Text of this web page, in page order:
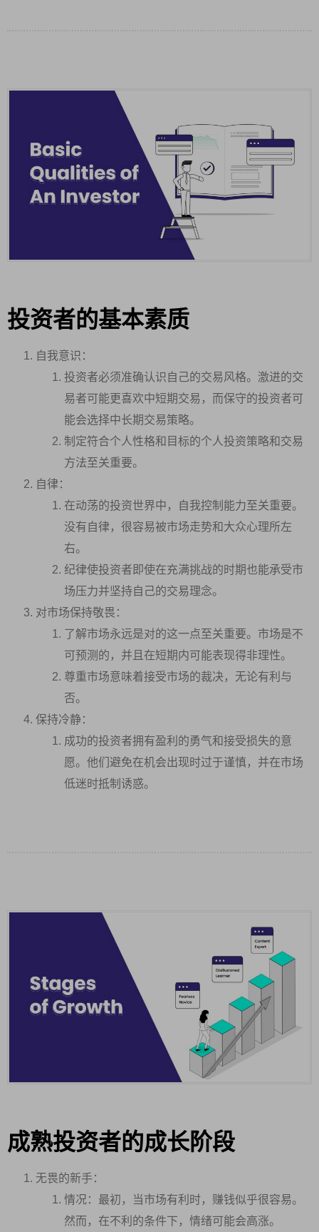
投资者的基本素质
自我意识：
投资者必须准确认识自己的交易风格。激进的交
易者可能更喜欢中短期交易，而保守的投资者可
能会选择中长期交易策略。
制定符合个人性格和目标的个人投资策略和交易
方法至关重要。
自律：
在动荡的投资世界中，自我控制能力至关重要。
没有自律，很容易被市场走势和大众心理所左
右。
纪律使投资者即使在充满挑战的时期也能承受市
场压力并坚持自己的交易理念。
对市场保持敬畏：
了解市场永远是对的这一点至关重要。市场是不
可预测的，并且在短期内可能表现得非理性。
尊重市场意味着接受市场的裁决，无论有利与
否。
保持冷静：
成功的投资者拥有盈利的勇气和接受损失的意
愿。他们避免在机会出现时过于谨慎，并在市场
低迷时抵制诱惑。
成熟投资者的成长阶段
无畏的新手：
情况：最初，当市场有利时，赚钱似乎很容易。
然而，在不利的条件下，情绪可能会高涨。